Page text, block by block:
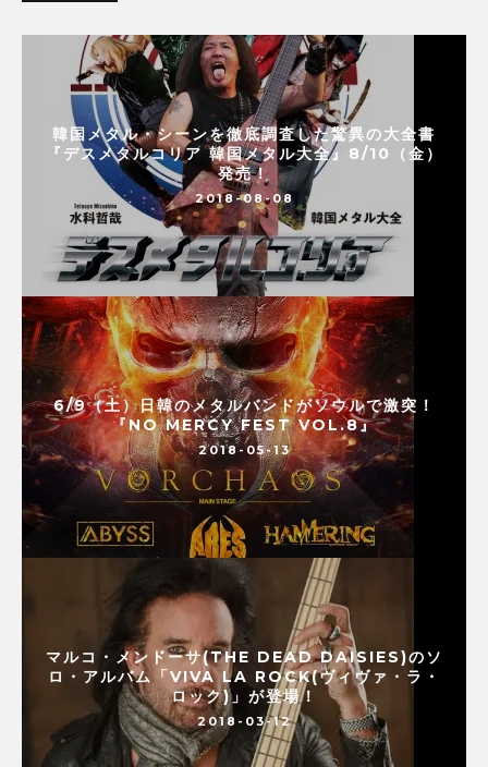
韓国メタル・シーンを徹底調査した驚異の大全書
『デスメタルコリア 韓国メタル大全』8/10（金）
発売！
2018-08-08
6/9（土）日韓のメタルバンドがソウルで激突！
『NO MERCY FEST VOL.8』
2018-05-13
マルコ・メンドーサ(THE DEAD DAISIES)のソ
ロ・アルバム「VIVA LA ROCK(ヴィヴァ・ラ・
ロック)」が登場！
2018-03-12